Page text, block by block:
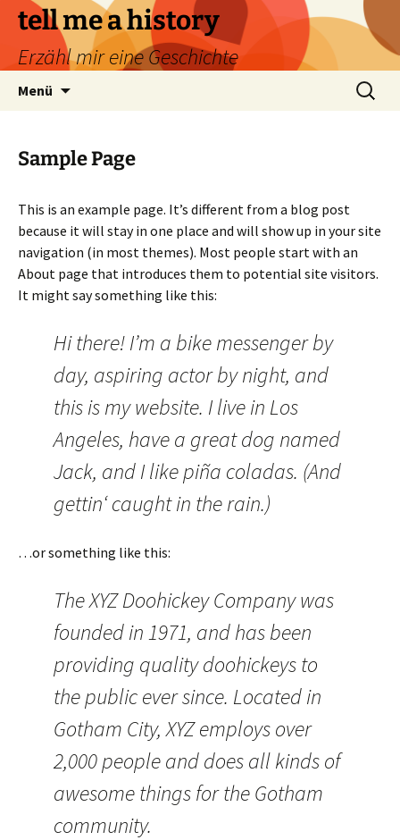
Zum
Inhalt
springen
tell me a history
Erzähl mir eine Geschichte
Menü
Suchen
nach:
Sample Page
This is an example page. It’s different from a blog post
because it will stay in one place and will show up in your site
navigation (in most themes). Most people start with an
About page that introduces them to potential site visitors.
It might say something like this:
Hi there! I’m a bike messenger by
day, aspiring actor by night, and
this is my website. I live in Los
Angeles, have a great dog named
Jack, and I like piña coladas. (And
gettin‘ caught in the rain.)
…or something like this:
The XYZ Doohickey Company was
founded in 1971, and has been
providing quality doohickeys to
the public ever since. Located in
Gotham City, XYZ employs over
2,000 people and does all kinds of
awesome things for the Gotham
community.